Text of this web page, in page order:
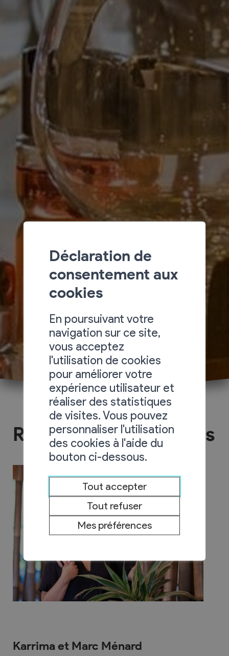
Restaurant Les Vérines
Karrima et Marc Ménard
Déclaration de
consentement aux
cookies
En poursuivant votre
navigation sur ce site,
vous acceptez
l'utilisation de cookies
pour améliorer votre
expérience utilisateur et
réaliser des statistiques
de visites. Vous pouvez
personnaliser l'utilisation
des cookies à l'aide du
bouton ci-dessous.
Tout accepter
Tout refuser
Mes préférences